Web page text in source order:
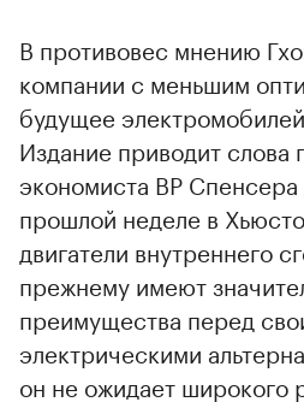
В противовес мнению
компании с меньшим
будущее
Издание приводит слова
экономиста BP
прошлой неделе в
двигатели внутреннего
прежнему имеют
преимущества перед
электрическими
он не ожидает широкого